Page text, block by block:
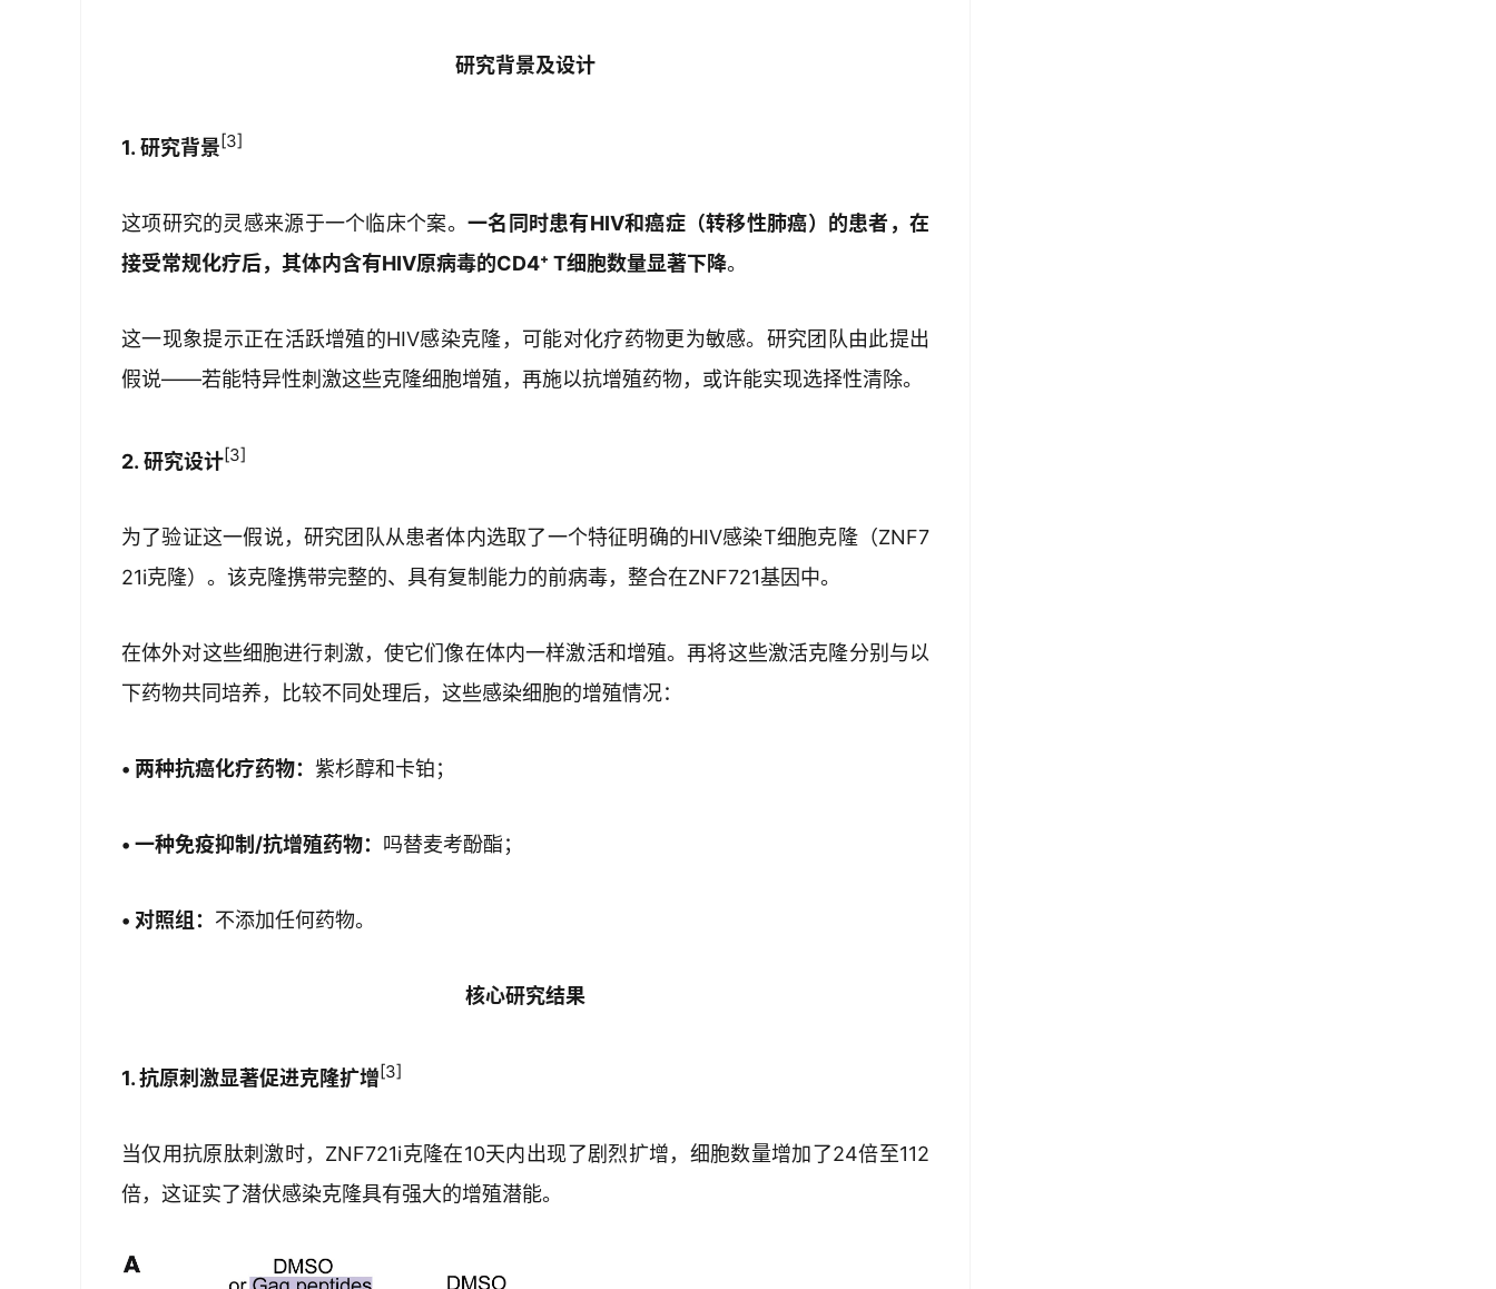
研究背景及设计
1. 研究背景 [3]
这项研究的灵感来源于一个临床个案。 一名同时患有HIV和癌症（转移性肺癌）的患者，在
接受常规化疗后，其体内含有HIV原病毒的CD4⁺ T细胞数量显著下降。
这一现象提示正在活跃增殖的HIV感染克隆，可能对化疗药物更为敏感。研究团队由此提出
假说——若能特异性刺激这些克隆细胞增殖，再施以抗增殖药物，或许能实现选择性清除。
2. 研究设计[3]
为了验证这一假说，研究团队从患者体内选取了一个特征明确的HIV感染T细胞克隆（ZNF7
21i克隆）。该克隆携带完整的、具有复制能力的前病毒，整合在ZNF721基因中。
在体外对这些细胞进行刺激，使它们像在体内一样激活和增殖。再将这些激活克隆分别与以
下药物共同培养，比较不同处理后，这些感染细胞的增殖情况：
• 两种抗癌化疗药物： 紫杉醇和卡铂；
• 一种免疫抑制/抗增殖药物： 吗替麦考酚酯；
• 对照组： 不添加任何药物。
核心研究结果
1. 抗原刺激显著促进克隆扩增 [3]
当仅用抗原肽刺激时，ZNF721i克隆在10天内出现了剧烈扩增，细胞数量增加了24倍至112
倍，这证实了潜伏感染克隆具有强大的增殖潜能。